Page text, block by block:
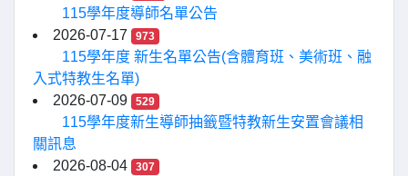
115學年度導師名單公告
2026-07-17
973
115學年度 新生名單公告(含體育班、美術班、融
入式特教生名單)
2026-07-09
529
115學年度新生導師抽籤暨特教新生安置會議相
關訊息
2026-08-04
307